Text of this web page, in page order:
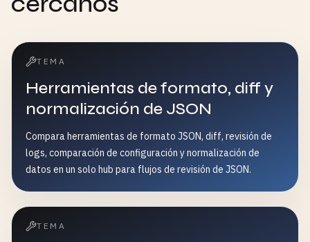
TEMA
Herramientas de formato, diff y
normalización de JSON
Compara herramientas de formato JSON, diff, revisión de
logs, comparación de configuración y normalización de
datos en un solo hub para flujos de revisión de JSON.
TEMA